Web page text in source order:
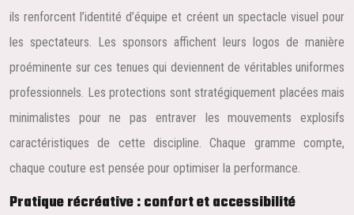
ils renforcent l’identité d’équipe et créent un spectacle visuel pour
les spectateurs. Les sponsors affichent leurs logos de manière
proéminente sur ces tenues qui deviennent de véritables uniformes
professionnels. Les protections sont stratégiquement placées mais
minimalistes pour ne pas entraver les mouvements explosifs
caractéristiques de cette discipline. Chaque gramme compte,
chaque couture est pensée pour optimiser la performance.
Pratique récréative : confort et accessibilité